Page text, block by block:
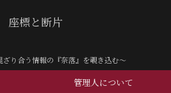
座標と断片
ざり合う情報の『奈落』を覗き込む～
管理人について